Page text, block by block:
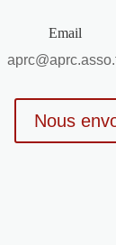
Email
Nous